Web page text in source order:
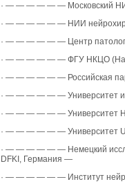
· — — — — — — Московский
· — — — — — — НИИ
· — — — — — — Центр
· — — — — — — ФГУ НКЦО
· — — — — — — Российская
· — — — — — — Университет
· — — — — — — Университет
· — — — — — — Университет
· — — — — — — Немецкий
DFKI, Германия —
· — — — — — — Институт